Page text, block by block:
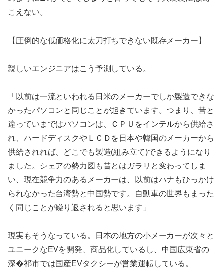
こえない。
【圧倒的な低価格化に太刀打ちできない既存メーカー】
親しいエンジニアはこう予測している。
「以前は一流といわれる日米のメーカーでしか製造できな
かったパソコンと同じことが起きています。つまり、昔と
違っていまではパソコンは、ＣＰＵをインテルから供給さ
れ、ハードディスクやＬＣＤを日本や韓国のメーカーから
供給されれば、どこでも製造(組み立て)できるようになり
ました。シェアの勢力図も昔とはガラリと変わってしま
い、現在競争力のあるメーカーは、以前はハナもひっかけ
られなかった台湾勢と中国勢です。自動車の世界もまった
く同じことが繰り返されると思います」
現実もそうなっている。日本の地方の小メーカーが次々と
ユニークなEVを開発、商品化しているし、中国広東省の
深�祁市では国産EVタクシーが営業運転している。